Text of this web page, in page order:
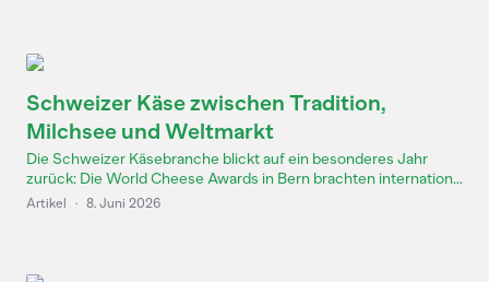
Schweizer Käse zwischen Tradition,
Milchsee und Weltmarkt
Die Schweizer Käsebranche blickt auf ein besonderes Jahr
zurück: Die World Cheese Awards in Bern brachten internation...
Artikel · 8. Juni 2026